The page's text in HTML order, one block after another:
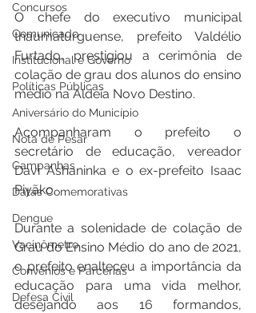
Concursos
Comunicado
Institucional e Governo
Políticas Públicas
Aniversário do Município
Nota de Pesar
Campanhas
Datas Comemorativas
Dengue
Vacinômetro
Convênios e Parcerias
Defesa Civil
O chefe do executivo municipal
thaumaturguense, prefeito Valdélio
Furtado, prestigiou a cerimônia de
colação de grau dos alunos do ensino
médio na Aldeia Novo Destino.
Acompanharam o prefeito o
secretário de educação, vereador
Davi Ashaninka e o ex-prefeito Isaac
Piyãko.
Durante a solenidade de colação de
Grau do Ensino Médio do ano de 2021,
o prefeito enalteceu a importância da
educação para uma vida melhor,
desejando aos 16 formandos,